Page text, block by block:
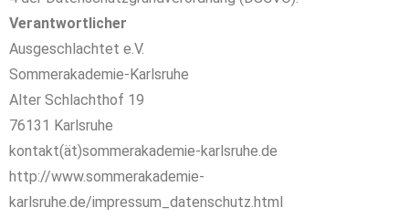
Verantwortlicher
Ausgeschlachtet e.V.
Sommerakademie-Karlsruhe
Alter Schlachthof 19
76131 Karlsruhe
kontakt(ät)sommerakademie-karlsruhe.de
http://www.sommerakademie-
karlsruhe.de/impressum_datenschutz.html